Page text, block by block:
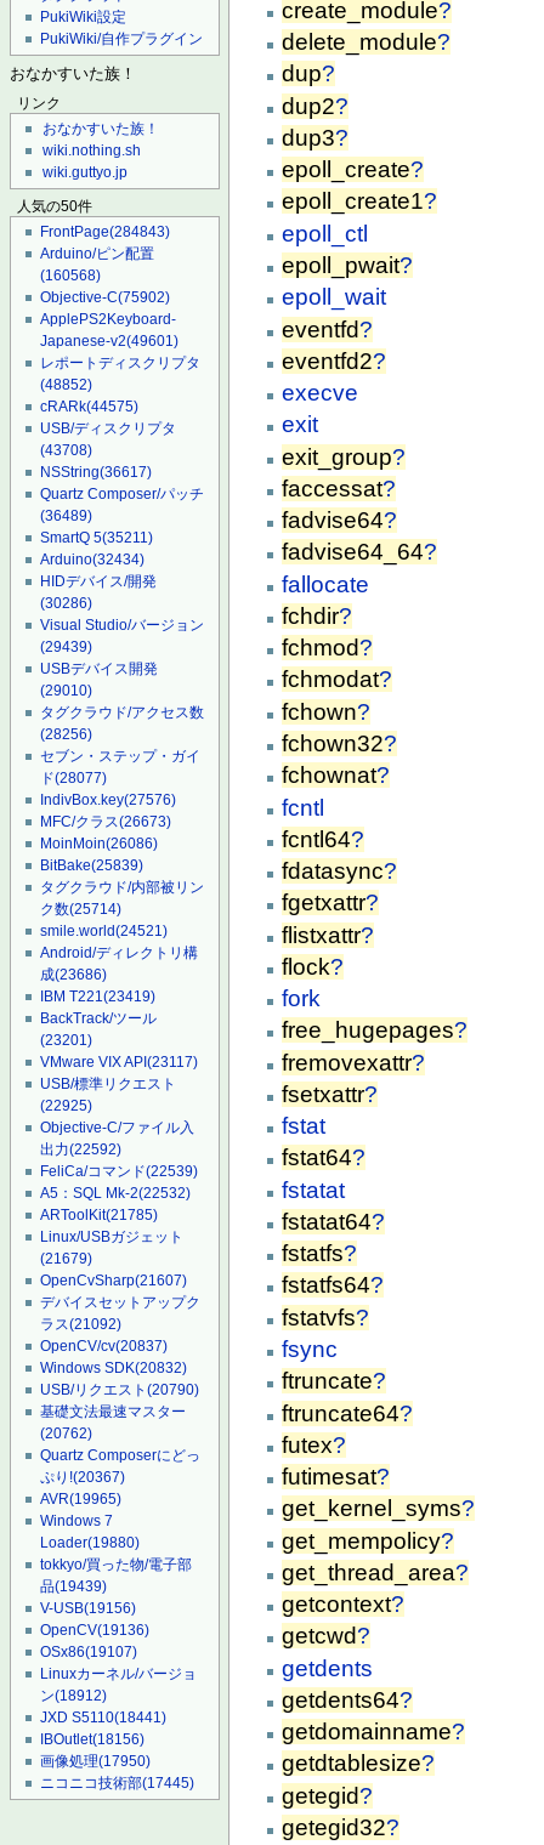
PukiWiki設定
PukiWiki/自作プラグイン
おなかすいた族！
リンク
おなかすいた族！
wiki.nothing.sh
wiki.guttyo.jp
人気の50件
FrontPage(284843)
Arduino/ピン配置
(160568)
Objective-C(75902)
ApplePS2Keyboard-
Japanese-v2(49601)
レポートディスクリプタ
(48852)
cRARk(44575)
USB/ディスクリプタ
(43708)
NSString(36617)
Quartz Composer/パッチ
(36489)
SmartQ 5(35211)
Arduino(32434)
HIDデバイス/開発
(30286)
Visual Studio/バージョン
(29439)
USBデバイス開発
(29010)
タグクラウド/アクセス数
(28256)
セブン・ステップ・ガイ
ド(28077)
IndivBox.key(27576)
MFC/クラス(26673)
MoinMoin(26086)
BitBake(25839)
タグクラウド/内部被リン
ク数(25714)
smile.world(24521)
Android/ディレクトリ構
成(23686)
IBM T221(23419)
BackTrack/ツール
(23201)
VMware VIX API(23117)
USB/標準リクエスト
(22925)
Objective-C/ファイル入
出力(22592)
FeliCa/コマンド(22539)
A5：SQL Mk-2(22532)
ARToolKit(21785)
Linux/USBガジェット
(21679)
OpenCvSharp(21607)
デバイスセットアップク
ラス(21092)
OpenCV/cv(20837)
Windows SDK(20832)
USB/リクエスト(20790)
基礎文法最速マスター
(20762)
Quartz Composerにどっ
ぷり!(20367)
AVR(19965)
Windows 7
Loader(19880)
tokkyo/買った物/電子部
品(19439)
V-USB(19156)
OpenCV(19136)
OSx86(19107)
Linuxカーネル/バージョ
ン(18912)
JXD S5110(18441)
IBOutlet(18156)
画像処理(17950)
ニコニコ技術部(17445)
create_module?
delete_module?
dup?
dup2?
dup3?
epoll_create?
epoll_create1?
epoll_ctl
epoll_pwait?
epoll_wait
eventfd?
eventfd2?
execve
exit
exit_group?
faccessat?
fadvise64?
fadvise64_64?
fallocate
fchdir?
fchmod?
fchmodat?
fchown?
fchown32?
fchownat?
fcntl
fcntl64?
fdatasync?
fgetxattr?
flistxattr?
flock?
fork
free_hugepages?
fremovexattr?
fsetxattr?
fstat
fstat64?
fstatat
fstatat64?
fstatfs?
fstatfs64?
fstatvfs?
fsync
ftruncate?
ftruncate64?
futex?
futimesat?
get_kernel_syms?
get_mempolicy?
get_thread_area?
getcontext?
getcwd?
getdents
getdents64?
getdomainname?
getdtablesize?
getegid?
getegid32?